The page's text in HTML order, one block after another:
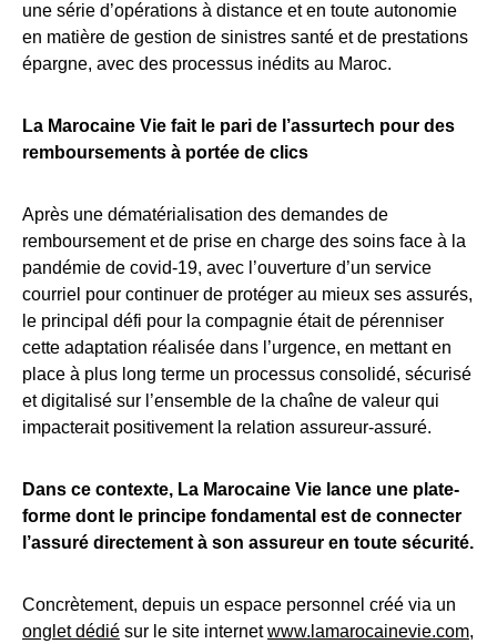
une série d’opérations à distance et en toute autonomie
en matière de gestion de sinistres santé et de prestations
épargne, avec des processus inédits au Maroc.
La Marocaine Vie fait le pari de l’assurtech pour des
remboursements à portée de clics
Après une dématérialisation des demandes de
remboursement et de prise en charge des soins face à la
pandémie de covid-19, avec l’ouverture d’un service
courriel pour continuer de protéger au mieux ses assurés,
le principal défi pour la compagnie était de pérenniser
cette adaptation réalisée dans l’urgence, en mettant en
place à plus long terme un processus consolidé, sécurisé
et digitalisé sur l’ensemble de la chaîne de valeur qui
impacterait positivement la relation assureur-assuré.
Dans ce contexte, La Marocaine Vie lance une plate-
forme dont le principe fondamental est de connecter
l’assuré directement à son assureur en toute sécurité.
Concrètement, depuis un espace personnel créé via un
onglet dédié sur le site internetwww.lamarocainevie.com,